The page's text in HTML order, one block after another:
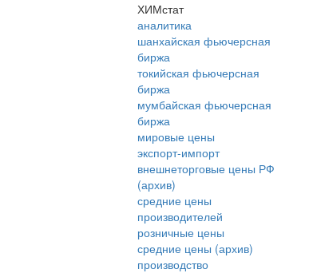
ХИМстат
аналитика
шанхайская фьючерсная
биржа
токийская фьючерсная
биржа
мумбайская фьючерсная
биржа
мировые цены
экспорт-импорт
внешнеторговые цены РФ
(архив)
средние цены
производителей
розничные цены
средние цены (архив)
производство